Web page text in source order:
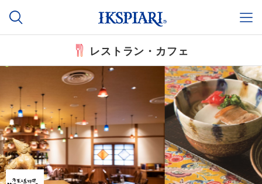
レストラン・カフェ